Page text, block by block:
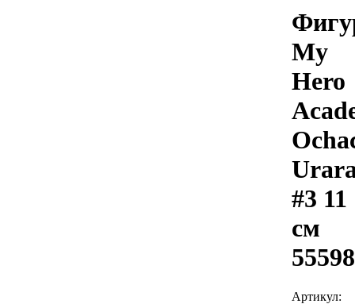
My
Hero
#3 11
см
Артикул: